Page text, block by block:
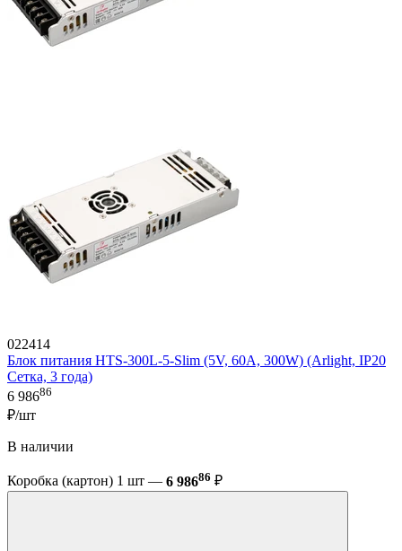
022414
Блок питания HTS-300L-5-Slim (5V, 60A, 300W) (Arlight, IP20
Сетка, 3 года)
6 98686
₽/шт
В наличии
Коробка (картон) 1 шт — 6 98686 ₽